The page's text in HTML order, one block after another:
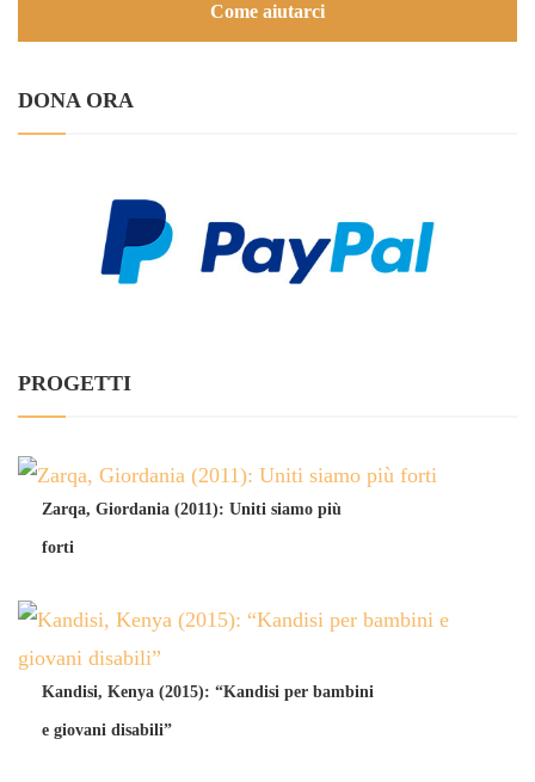
Come aiutarci
DONA ORA
PROGETTI
Zarqa, Giordania (2011): Uniti siamo più
forti
Kandisi, Kenya (2015): “Kandisi per bambini
e giovani disabili”